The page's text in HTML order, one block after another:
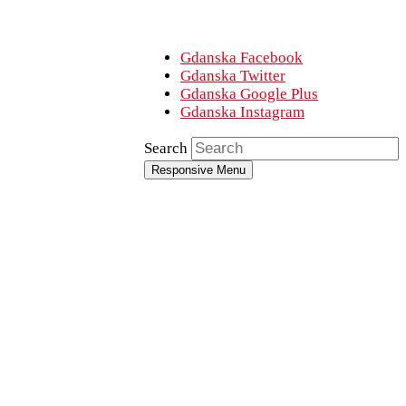
Gdanska Facebook
Gdanska Twitter
Gdanska Google Plus
Gdanska Instagram
Search
Responsive Menu